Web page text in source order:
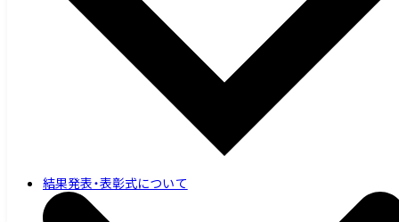
結果発表・表彰式について